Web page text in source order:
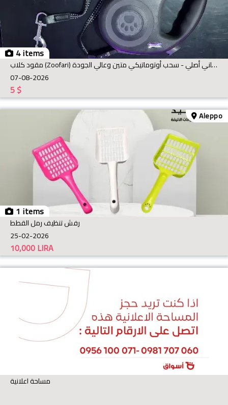
4 items
مقود كلاب (Zoofari) ألماني أصلي - سحب أوتوماتيكي متين وعالي الجودة
07-08-2026
$
5
1 items
Aleppo
رفش تنظيف رمل القطط
25-02-2026
LIRA
10,000
مساحة اعلانية